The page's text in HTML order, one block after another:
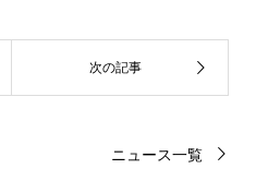
ニュース一覧